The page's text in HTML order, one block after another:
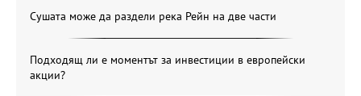
Сушата може да раздели река Рейн на две части
Подходящ ли е моментът за инвестиции в европейски
акции?